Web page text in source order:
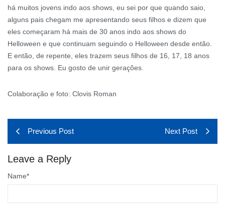
há muitos jovens indo aos shows, eu sei por que quando saio,
alguns pais chegam me apresentando seus filhos e dizem que
eles começaram há mais de 30 anos indo aos shows do
Helloween e que continuam seguindo o Helloween desde então.
E então, de repente, eles trazem seus filhos de 16, 17, 18 anos
para os shows. Eu gosto de unir gerações.
Colaboração e foto: Clovis Roman
Previous Post Next Post
Leave a Reply
Name*